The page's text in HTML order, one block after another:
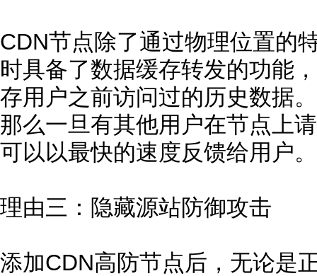
CDN节点除了通过物理位置的
时具备了数据缓存转发的功能
存用户之前访问过的历史数据
那么一旦有其他用户在节点上
可以以最快的速度反馈给用户。
理由三：隐藏源站防御攻击
添加CDN高防节点后，无论是